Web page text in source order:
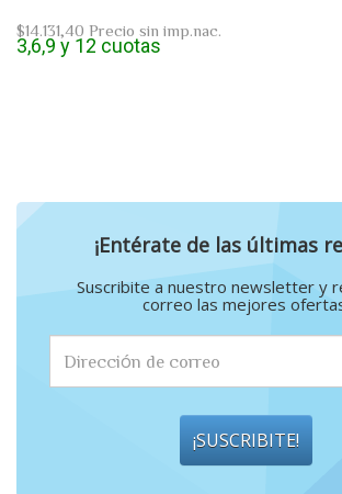
$14.131,40 Precio sin imp.nac.
3,6,9 y 12 cuotas
¡Entérate de las últimas
Suscribite a nuestro newsletter y
correo las mejores
¡SUSCRIBITE!